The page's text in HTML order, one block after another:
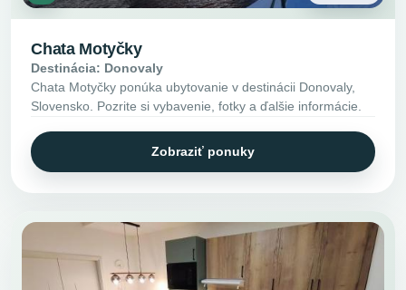
Chata Motyčky
Destinácia: Donovaly
Chata Motyčky ponúka ubytovanie v destinácii Donovaly,
Slovensko. Pozrite si vybavenie, fotky a ďalšie informácie.
Zobraziť ponuky